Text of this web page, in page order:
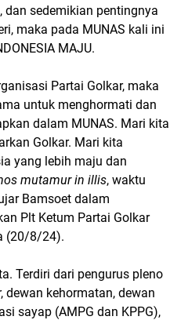
sedemikian pentingnya
maka pada MUNAS kali ini
MAJU.
Partai Golkar, maka
untuk menghormati dan
dalam MUNAS. Mari kita
Golkar. Mari kita
yang lebih maju dan
mutamur in illis, waktu
Bamsoet dalam
Plt Ketum Partai Golkar
(20/8/24).
Terdiri dari pengurus pleno
dewan kehormatan, dewan
sayap (AMPG dan KPPG),